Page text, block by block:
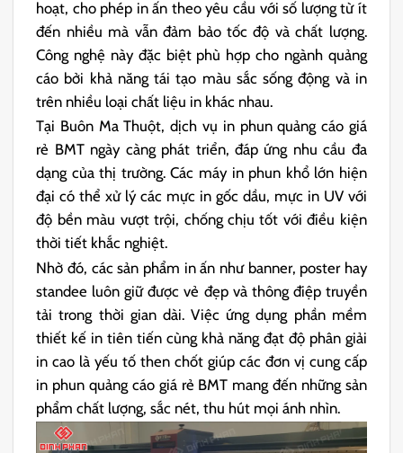
hoạt, cho phép in ấn theo yêu cầu với số lượng từ ít
đến nhiều mà vẫn đảm bảo tốc độ và chất lượng.
Công nghệ này đặc biệt phù hợp cho ngành quảng
cáo bởi khả năng tái tạo màu sắc sống động và in
trên nhiều loạichất liệu in khác nhau.
Tại Buôn Ma Thuột, dịch vụ in phun quảng cáo giá
rẻ BMT ngày càng phát triển, đáp ứng nhu cầu đa
dạng của thị trường. Các máy in phun khổ lớn hiện
đại có thể xử lý các mực in gốc dầu, mực in UVvới
độ bền màu vượt trội, chống chịu tốt với điều kiện
thời tiết khắc nghiệt.
Nhờ đó, các sản phẩm in ấn như banner, posterhay
standee luôn giữ được vẻ đẹp và thông điệp truyền
tải trong thời gian dài. Việc ứng dụng phần mềm
thiết kế in tiên tiến cùng khả năng đạt độ phân giải
in cao là yếu tố then chốt giúp các đơn vị cung cấp
in phun quảng cáo giá rẻ BMT mang đến những sản
phẩm chất lượng, sắc nét, thu hút mọi ánh nhìn.